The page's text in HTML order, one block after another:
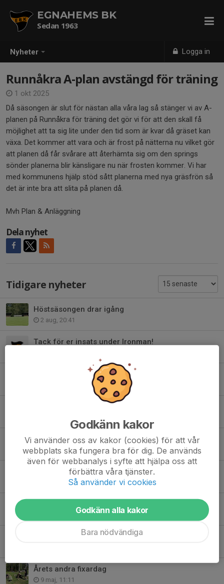
Nyheter Logga in
EGNAHEMS BK
Sedan 1963
Runnåkra A-plan avstängd för träning
1 okt 2025
Då säsongen är slut för nästan alla våra lag så stänger vi av A-
planen på Runnåkra för träning det gör vi för att den skall få
möjlighet att ta sig lite under den tid som är kvar då gräset kan
växa. Det kommer att vara och är frost på nätterna nu vilket gör
att planen då får svårare att återhämta sig om den springs
sönder planerna blir känsligare nu när frosten kommer. Vi har
med kommunens hjälp stöd sått planerna med nya gräsfrön så
det är inte bra att slita på planen då.
Mvh Plan & Anläggning
Dela nyhet
Tidigare nyheter
Höstsäsongen drar igång
2 aug, 20:41
Tack för er insats under Ironman!
Att tänka på vid träning och match i hög värme
Feedback föreningsdag & Tipsa EBK
23 maj, 16:14
Välkomna på Egnahem BKs föreningsdag 23 maj
21 maj, 21:56
16 maj, 19:00
Välkomna på Egnahem BKs föreningsdag 23 maj
Årets andra fixardag
9 maj, 11:11
Godkänn kakor
Vi använder oss av kakor (cookies) för att vår
webbplats ska fungera bra för dig. De används
även för webbanalys i syfte att hjälpa oss att
förbättra våra tjänster.
Så använder vi cookies
Godkänn alla kakor
Bara nödvändiga